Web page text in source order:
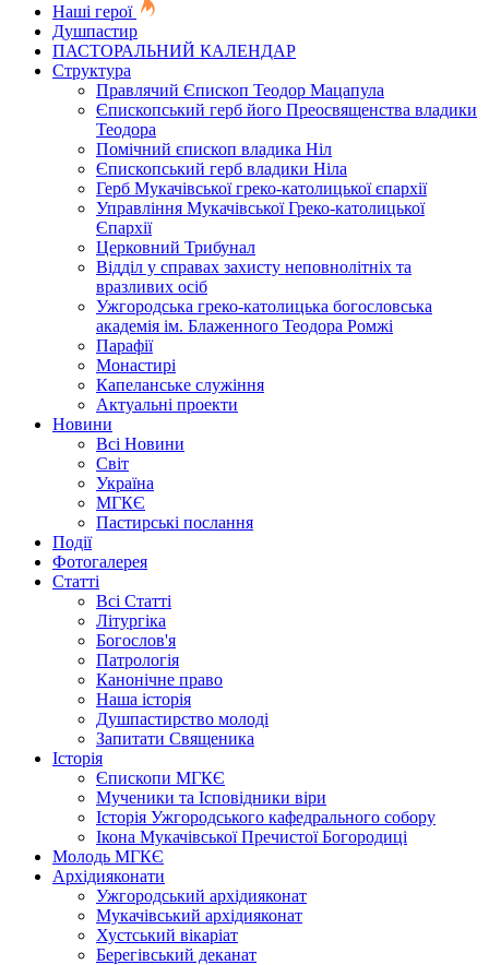
Наші герої
Душпастир
ПАСТОРАЛЬНИЙ КАЛЕНДАР
Структура
Правлячий Єпископ Теодор Мацапула
Єпископський герб його Преосвященства владики
Теодора
Помічний єпископ владика Ніл
Єпископський герб владики Ніла
Герб Мукачівської греко-католицької єпархії
Управління Мукачівської Греко-католицької
Єпархії
Церковний Трибунал
Відділ у справах захисту неповнолітніх та
вразливих осіб
Ужгородська греко-католицька богословська
академія ім. Блаженного Теодора Ромжі
Парафії
Монастирі
Капеланське служіння
Актуальні проекти
Новини
Всі Новини
Світ
Україна
МГКЄ
Пастирські послання
Події
Фотогалерея
Статті
Всі Статті
Літургіка
Богослов'я
Патрологія
Канонічне право
Наша історія
Душпастирство молоді
Запитати Священика
Історія
Єпископи МГКЄ
Мученики та Ісповідники віри
Історія Ужгородського кафедрального собору
Ікона Мукачівської Пречистої Богородиці
Молодь МГКЄ
Архідияконати
Ужгородський архідияконат
Мукачівський архідияконат
Хустський вікаріат
Берегівський деканат